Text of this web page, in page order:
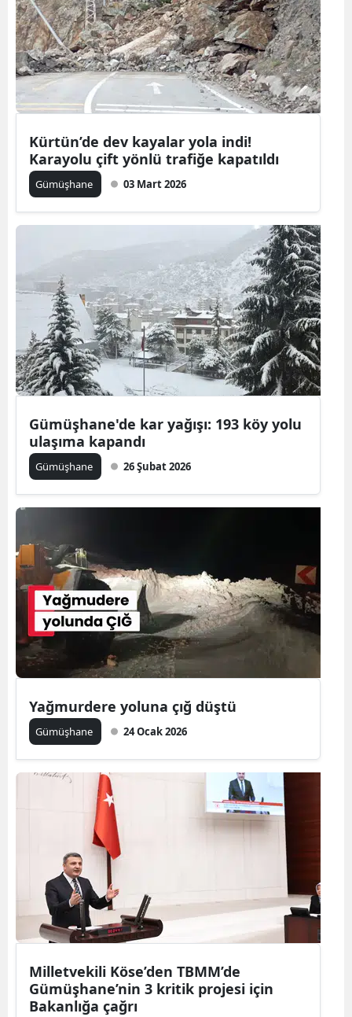
Yozgat
Zonguldak
Aksaray
Karaman
Batman
Şırnak
Bartın
Ardahan
Iğdır
Yalova
Karabük
Düzce
Kürtün’de dev kayalar yola indi!
Karayolu çift yönlü trafiğe kapatıldı
Gümüşhane 03 Mart 2026
Gümüşhane'de kar yağışı: 193 köy yolu
ulaşıma kapandı
Gümüşhane 26 Şubat 2026
Yağmurdere yoluna çığ düştü
Gümüşhane 24 Ocak 2026
Milletvekili Köse’den TBMM’de
Gümüşhane’nin 3 kritik projesi için
Bakanlığa çağrı